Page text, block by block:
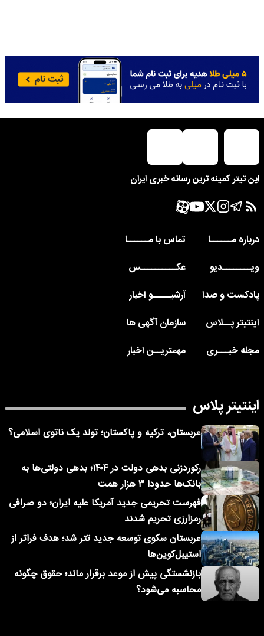
این تیتر کمینه ترین رسانه خبری ایران
درباره مــــــا
تماس با مــــــا
ویــــــــدیو
عکــــــــــس
پادکست و صدا
آرشیـــــو اخبار
اینتیتر پــلاس
سازمان آگهی ها
مجله خبـــری
مهمتریــن اخبار
اینتیتر پلاس
عربستان، ترکیه و پاکستان؛ تولد یک ناتوی اسلامی؟
رکوردزنی بدهی دولت در ۱۴۰۴؛ بدهی دولتی‌ها به
بانک‌ها حدودا ۳ هزار همت
فهرست تحریمی جدید آمریکا علیه ایران؛ دو صرافی
رمزارزی تحریم شدند
عربستان سکوی توسعه جدید تتر شد؛ هدف فراتر از
استیبل‌کوین‌ها
بازنشستگی پیش از موعد برقرار ماند؛ حقوق چگونه
محاسبه می‌شود؟